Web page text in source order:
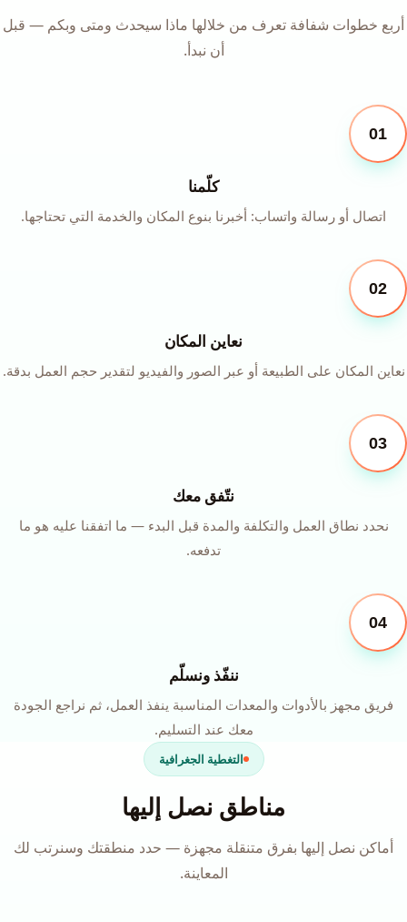
أربع خطوات شفافة تعرف من خلالها ماذا سيحدث ومتى وبكم — قبل
أن نبدأ.
01
كلّمنا
اتصال أو رسالة واتساب: أخبرنا بنوع المكان والخدمة التي تحتاجها.
02
نعاين المكان
نعاين المكان على الطبيعة أو عبر الصور والفيديو لتقدير حجم العمل بدقة.
03
نتّفق معك
نحدد نطاق العمل والتكلفة والمدة قبل البدء — ما اتفقنا عليه هو ما
تدفعه.
04
ننفّذ ونسلّم
فريق مجهز بالأدوات والمعدات المناسبة ينفذ العمل، ثم نراجع الجودة
معك عند التسليم.
التغطية الجغرافية
مناطق نصل إليها
أماكن نصل إليها بفرق متنقلة مجهزة — حدد منطقتك وسنرتب لك
المعاينة.